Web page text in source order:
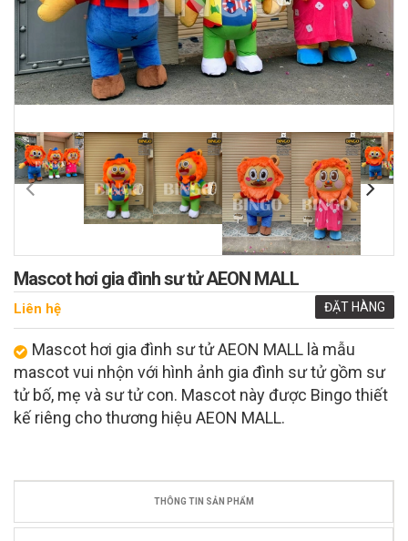
Mascot hơi gia đình sư tử AEON MALL
ĐẶT HÀNG
Liên hệ
Mascot hơi gia đình sư tử AEON MALL là mẫu
mascot vui nhộn với hình ảnh gia đình sư tử gồm sư
tử bố, mẹ và sư tử con. Mascot này được Bingo thiết
kế riêng cho thương hiệu AEON MALL.
THÔNG TIN SẢN PHẨM